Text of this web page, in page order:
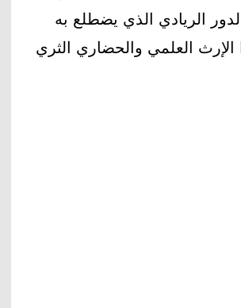
الريادي الذي يضطلع به
الإرث العلمي والحضاري الثري